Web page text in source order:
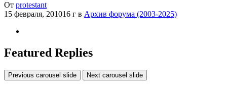
От protestant
15 февраля, 201016 г в Архив форума (2003-2025)
Featured Replies
Previous carousel slide Next carousel slide